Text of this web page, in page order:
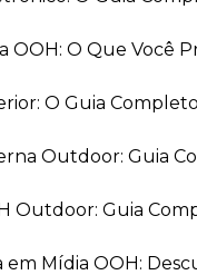
OOH: O Que Você
O Guia
Outdoor: Guia
Outdoor: Guia
em Mídia OOH: